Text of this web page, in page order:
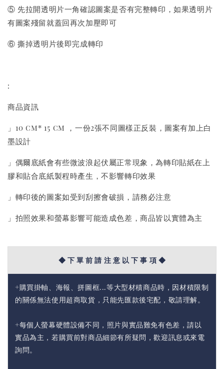
⑤ 先拉開透明片一角確認圖案是否有完整轉印，如果透明片
有圖案殘留就蓋回再次加壓即可
⑥ 撕掉透明片後即完成轉印
:
商品資訊
」10 cm* 15 cm ，一份2張不同圖樣正反裝，圖案有加上白
墨設計
」偶爾底紙會有些微波浪起伏屬正常現象，為轉印貼紙在上
膠和貼合底紙製程時產生，不影響轉印效果
」轉印後的圖案如受到刮擦會破損，請務必注意
」拍照效果和螢幕影響可能造成色差，商品皆以實體為主
◆ 下 單 前 請 注 意 以 下 事 項 ◆
+購買掛軸、海報、拼圖框...等大型材積商品時，因材積限制
的關係無法使用超商取貨，只能先匯款後宅配，敬請理解。
+每個人螢幕硬體設備不同，照片與實品難免有色差，請以
實品為主，若購買前對商品細節有所疑問，歡迎訊息或來電
詢問。